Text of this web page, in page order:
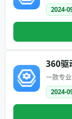
2024-
360驱
一款专
2024-